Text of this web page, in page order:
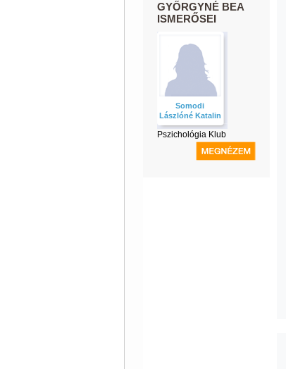
GYŐRGYNÉ BEA
ISMERŐSEI
Somodi
Lászlóné Katalin
Pszichológia Klub